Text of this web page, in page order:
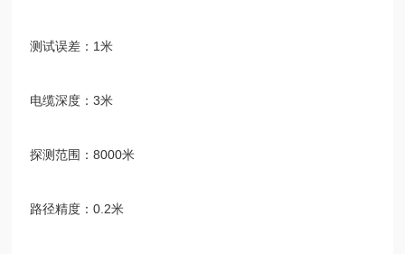
测试误差： 1米
电缆深度：3米
探测范围：8000米
路径精度：0.2米